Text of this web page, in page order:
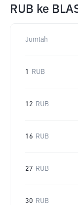
RUB ke
Jumlah
1 RUB
12 RUB
16 RUB
27 RUB
30 RUB